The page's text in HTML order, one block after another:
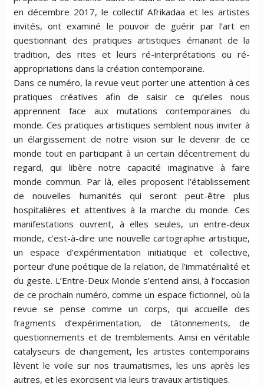
en décembre 2017, le collectif Afrikadaa et les artistes
invités, ont examiné le pouvoir de guérir par l’art en
questionnant des pratiques artistiques émanant de la
tradition, des rites et leurs ré-interprétations ou ré-
appropriations dans la création contemporaine.
Dans ce numéro, la revue veut porter une attention à ces
pratiques créatives afin de saisir ce qu’elles nous
apprennent face aux mutations contemporaines du
monde. Ces pratiques artistiques semblent nous inviter à
un élargissement de notre vision sur le devenir de ce
monde tout en participant à un certain décentrement du
regard, qui libère notre capacité imaginative à faire
monde commun. Par là, elles proposent l’établissement
de nouvelles humanités qui seront peut-être plus
hospitalières et attentives à la marche du monde. Ces
manifestations ouvrent, à elles seules, un entre-deux
monde, c’est-à-dire une nouvelle cartographie artistique,
un espace d’expérimentation initiatique et collective,
porteur d’une poétique de la relation, de l’immatérialité et
du geste. L’Entre-Deux Monde s’entend ainsi, à l’occasion
de ce prochain numéro, comme un espace fictionnel, où la
revue se pense comme un corps, qui accueille des
fragments d’expérimentation, de tâtonnements, de
questionnements et de tremblements. Ainsi en véritable
catalyseurs de changement, les artistes contemporains
lèvent le voile sur nos traumatismes, les uns après les
autres, et les exorcisent via leurs travaux artistiques.